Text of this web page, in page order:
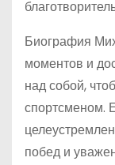
Биография
моментов и
над собой,
спортсменом.
побед и